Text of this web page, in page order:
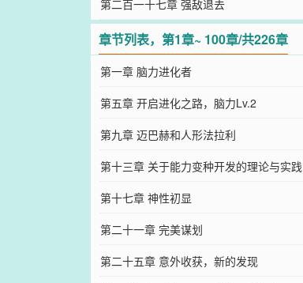
第二百一十七章 强敌退去
章节列表，第1章~ 100章/共226章
第一章 脑力进化者
第五章 开启进化之路，脑力Lv.2
第九章 迈巴赫和人形法拉利
第十三章 关于能力变种开发的理论与实践
第十七章 神性初显
第二十一章 完美谋划
第二十五章 意外收获，新的发现